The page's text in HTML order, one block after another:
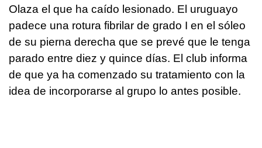
Olaza el que ha caído lesionado. El uruguayo
padece una rotura fibrilar de grado I en el sóleo
de su pierna derecha que se prevé que le tenga
parado entre diez y quince días. El club informa
de que ya ha comenzado su tratamiento con la
idea de incorporarse al grupo lo antes posible.